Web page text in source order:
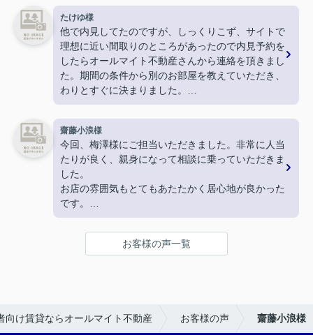
引越しギリギリになってしまった新居の鍵を現住所
まで届けてくださったりと
神対応でした！
駅周辺のおすすめスポットなども教えてくださり、
終始親切丁寧、分かりやすくご対応いただきまし
た。
とても気持ちの良いお部屋探しができ、素敵な不動
嬉しいです。
本当にありがとうございました！
たけゆ様
他で内見してたのですが、しっくりこず、サイトで
理想に近い間取りのところがあったので内見予約を
したらオールマイト不動産さんから連絡を頂きまし
た。期間の条件から別のお部屋を教えていただき、
わりとすぐに決まりました。
ありがとうございました。
齋藤小浪様
今回、梅澤様にご担当いただきました。非常に人当
たりが良く、親身になって相談に乗っていただきま
した。
お店の雰囲気もとてもあたたかく居心地が良かった
です。
こちらでお家探しをして良かったです。ありがとう
ございます。
お客様の声一覧
向け賃貸ならオールマイト不動産 お客様の声 齋藤小浪様